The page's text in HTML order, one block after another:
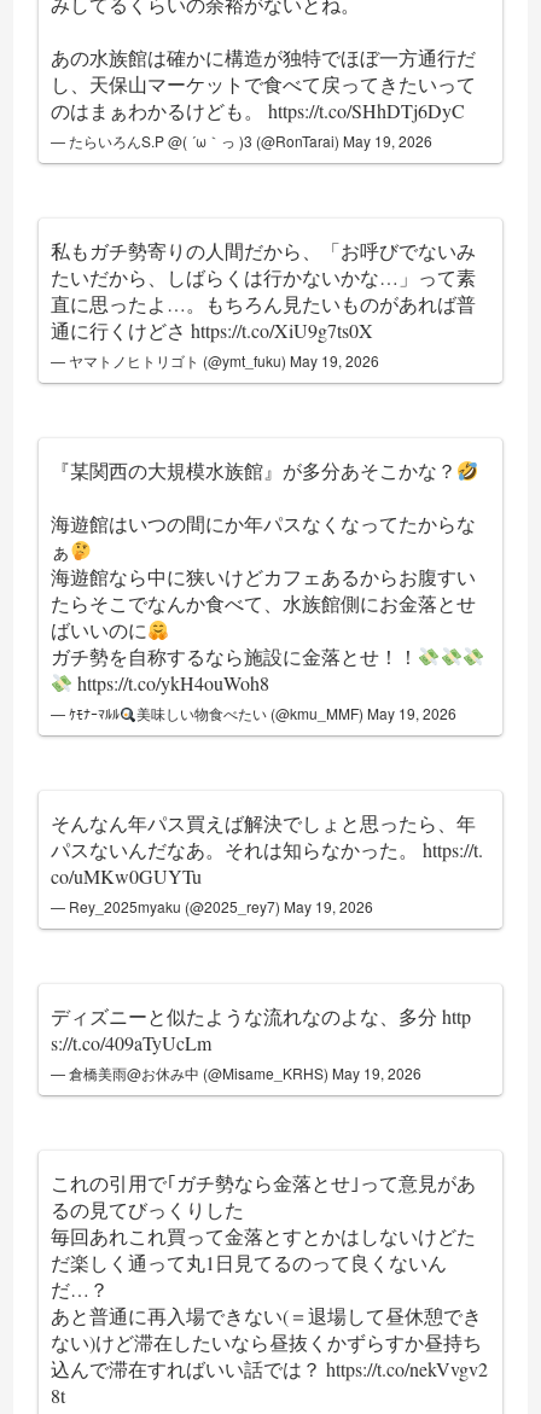
あの水族館は確かに構造が独特でほぼ一方通行だ
し、天保山マーケットで食べて戻ってきたいって
のはまぁわかるけども。https://t.co/SHhDTj6DyC
— たらいろんS.P @( ´ω｀っ )3 (@RonTarai) May 19, 2026
私もガチ勢寄りの人間だから、「お呼びでないみ
たいだから、しばらくは行かないかな…」って素
直に思ったよ…。もちろん見たいものがあれば普
通に行くけどさhttps://t.co/XiU9g7ts0X
— ヤマトノヒトリゴト (@ymt_fuku) May 19, 2026
『某関西の大規模水族館』が多分あそこかな？
海遊館はいつの間にか年パスなくなってたからな
ぁ
海遊館なら中に狭いけどカフェあるからお腹すい
たらそこでなんか食べて、水族館側にお金落とせ
ばいいのに
ガチ勢を自称するなら施設に金落とせ！！
https://t.co/ykH4ouWoh8
— ｹﾓﾅｰﾏﾙﾙ 美味しい物食べたい (@kmu_MMF) May 19, 2026
そんなん年パス買えば解決でしょと思ったら、年
パスないんだなあ。それは知らなかった。https://t.
co/uMKw0GUYTu
— Rey_2025myaku (@2025_rey7) May 19, 2026
ディズニーと似たような流れなのよな、多分http
s://t.co/409aTyUcLm
— 倉橋美雨@お休み中 (@Misame_KRHS) May 19, 2026
これの引用で｢ガチ勢なら金落とせ｣って意見があ
るの見てびっくりした
毎回あれこれ買って金落とすとかはしないけどた
だ楽しく通って丸1日見てるのって良くないん
だ…？
あと普通に再入場できない(＝退場して昼休憩でき
ない)けど滞在したいなら昼抜くかずらすか昼持ち
込んで滞在すればいい話では？https://t.co/nekVvgv2
8t